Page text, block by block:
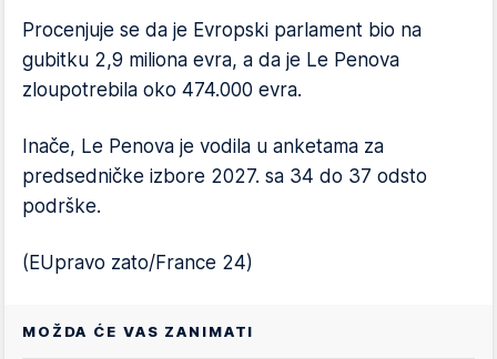
Procenjuje se da je Evropski parlament bio na
gubitku 2,9 miliona evra, a da je Le Penova
zloupotrebila oko 474.000 evra.
Inače, Le Penova je vodila u anketama za
predsedničke izbore 2027. sa 34 do 37 odsto
podrške.
(EUpravo zato/France 24)
MOŽDA ĆE VAS ZANIMATI